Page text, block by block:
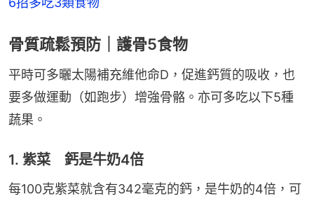
骨質疏鬆預防｜護骨5食物
平時可多曬太陽補充維他命D，促進鈣質的吸收，也
要多做運動（如跑步）增強骨骼。亦可多吃以下5種
蔬果。
1. 紫菜 鈣是牛奶4倍
每100克紫菜就含有342毫克的鈣，是牛奶的4倍，可